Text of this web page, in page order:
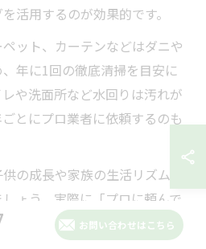
活用するのが効果的です。
ット、カーテンなどはダニや
年に1回の徹底清掃を目安に
や洗面所など水回りは汚れが
とにプロ業者に依頼するのも
の成長や家族の生活リズムに
ょう。実際に「プロに頼んで
が軽減した」という声も多く、
お問い合わせはこちら